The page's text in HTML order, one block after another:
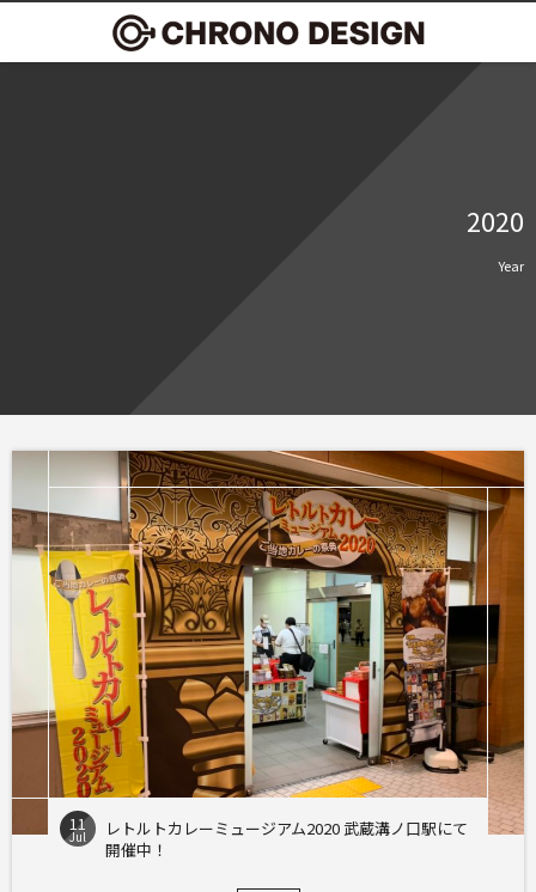
2020
Year
11
Jul
レトルトカレーミュージアム2020 武蔵溝ノ口駅にて
開催中！